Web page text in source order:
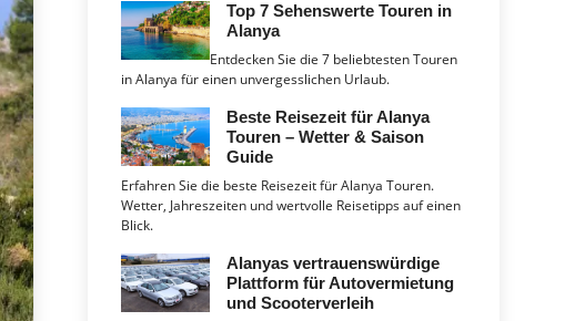
Top 7 Sehenswerte Touren in
Alanya
Entdecken Sie die 7 beliebtesten Touren
in Alanya für einen unvergesslichen Urlaub.
Beste Reisezeit für Alanya
Touren – Wetter & Saison
Guide
Erfahren Sie die beste Reisezeit für Alanya Touren.
Wetter, Jahreszeiten und wertvolle Reisetipps auf einen
Blick.
Alanyas vertrauenswürdige
Plattform für Autovermietung
und Scooterverleih